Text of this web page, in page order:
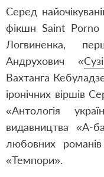
Серед
фікшн Saint Porno
Логвиненка,
Андрухович «
Вахтанга
іронічних віршів
«Антологія
видавництва «А-
любовних
«Темпори».